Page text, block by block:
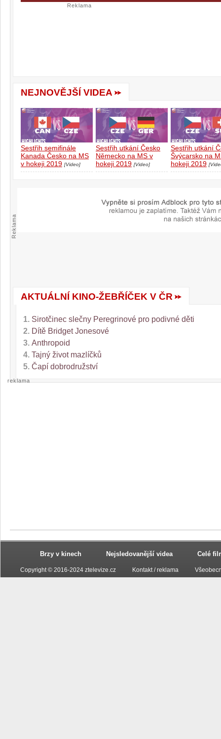
Reklama
NEJNOVĚJŠÍ VIDEA
Sestřih semifinále
Kanada Česko na MS
v hokeji 2019 [Video]
Sestřih utkání Česko
Německo na MS v
hokeji 2019 [Video]
Sestřih utkání
Švýcarsko na
hokeji 2019
Reklama
AKTUÁLNÍ KINO-ŽEBŘÍČEK V ČR
1. Sirotčinec slečny Peregrinové pro podivné děti
2. Dítě Bridget Jonesové
3. Anthropoid
4.Tajný život mazlíčků
5.Čapí dobrodružství
reklama
Brzy v kinech Nejsledovanější videa Celé
Copyright © 2016-2024 ztelevize.cz Kontakt / reklama